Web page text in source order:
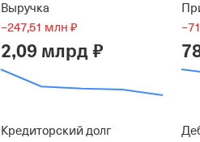
Дата регистрации
Краткое название
Юридический адрес
Выручка
−247,51 млн ₽
2,09 млрд ₽
Кредиторский долг